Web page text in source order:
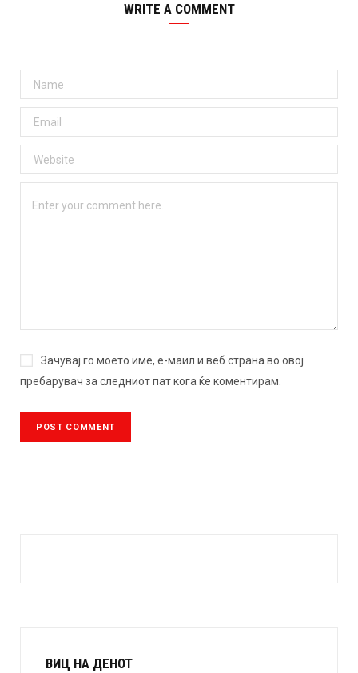
WRITE A COMMENT
Зачувај го моето име, е-маил и веб страна во овој
пребарувач за следниот пат кога ќе коментирам.
ВИЦ НА ДЕНОТ